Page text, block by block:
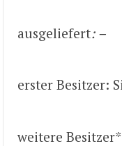
ausgeliefert: –
erster Besitzer:
weitere